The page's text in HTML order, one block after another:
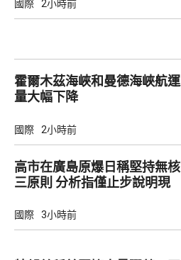
國際 2小時前
霍爾木茲海峽和曼德海峽航運
量大幅下降
國際 2小時前
高市在廣島原爆日稱堅持無核
三原則 分析指僅止步說明現
國際 3小時前